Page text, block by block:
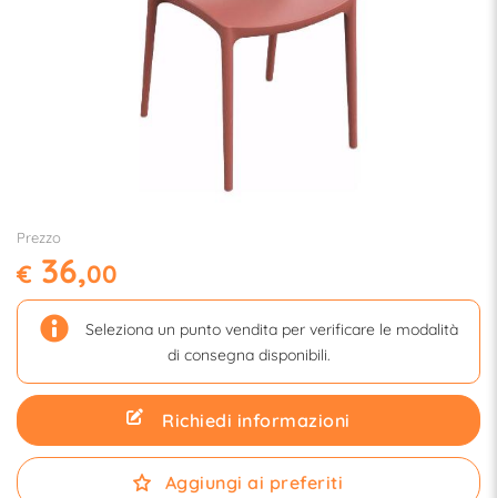
Prezzo
€ 36,00
Seleziona un punto vendita per verificare le modalità
di consegna disponibili.
Richiedi informazioni
Aggiungi ai preferiti